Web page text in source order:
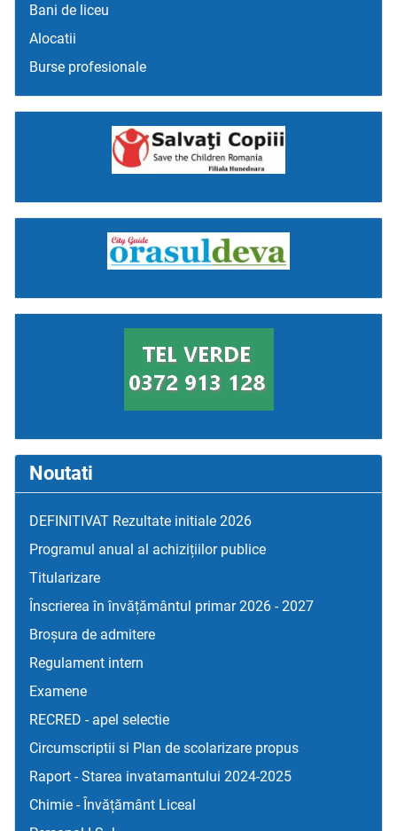
Bani de liceu
Alocatii
Burse profesionale
Noutati
DEFINITIVAT Rezultate initiale 2026
Programul anual al achizițiilor publice
Titularizare
Înscrierea în învățământul primar 2026 - 2027
Broșura de admitere
Regulament intern
Examene
RECRED - apel selectie
Circumscriptii si Plan de scolarizare propus
Raport - Starea invatamantului 2024-2025
Chimie - Învățământ Liceal